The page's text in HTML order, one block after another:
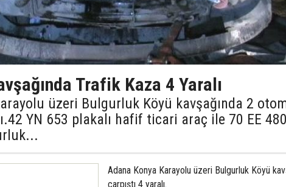
Trafik Kaza 4 Yaralı
üzeri Bulgurluk Köyü kavşağında 2
YN 653 plakalı hafif ticari araç ile 70 EE
Adana Konya Karayolu üzeri Bulgurluk Köyü
çarpıştı 4 yaralı.